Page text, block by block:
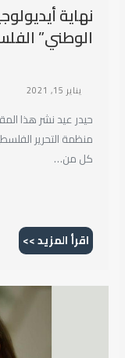
نهاية
الوطني”
يناير 15, 2021
حيدر عيد نشر هذا
منظمة التحرير
كل من…
اقرأ المزيد >>